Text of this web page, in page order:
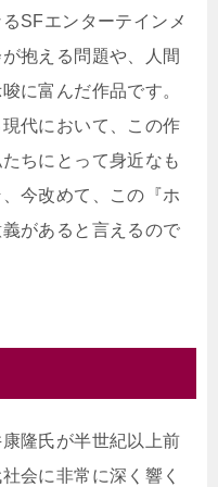
SFエンターテインメ
抱える問題や、人間
に富んだ作品です。
代において、この作
ちにとって身近なも
今改めて、この『ホ
があると言えるので
隆氏が半世紀以上前
会に非常に深く響く